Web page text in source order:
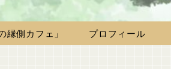
縁側カフェ」 プロフィール